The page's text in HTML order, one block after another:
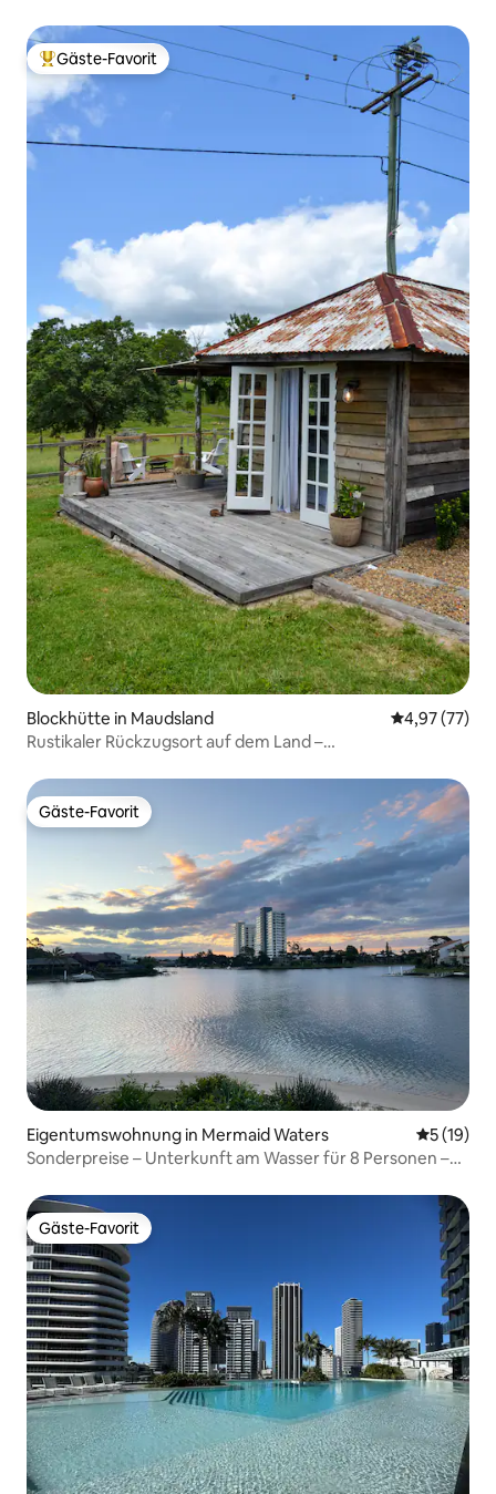
Beliebter Gäste-Favorit.
Gäste-Favorit
Blockhütte in Maudsland
4,97 (77)
Rustikaler Rückzugsort auf dem Land –
Gäste-Favorit
Gäste-Favorit
Eigentumswohnung in Mermaid Waters
5 (19)
Sonderpreise – Unterkunft am Wasser für 8 Personen –
Gäste-Favorit
Gäste-Favorit